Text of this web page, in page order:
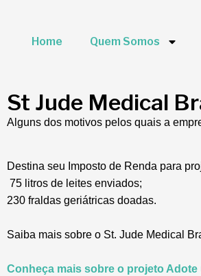
Home Quem Somos
St Jude Medical
Alguns dos motivos pelos quais a
Destina seu Imposto de Renda para
75 litros de leites enviados;
230 fraldas geriátricas doadas.
Saiba mais sobre o St. Jude Medical
Conheça mais sobre o projeto Adote